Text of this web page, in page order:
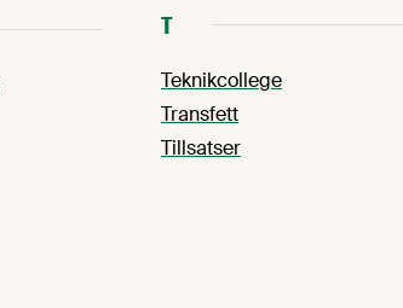
T
Teknikcollege
Transfett
Tillsatser